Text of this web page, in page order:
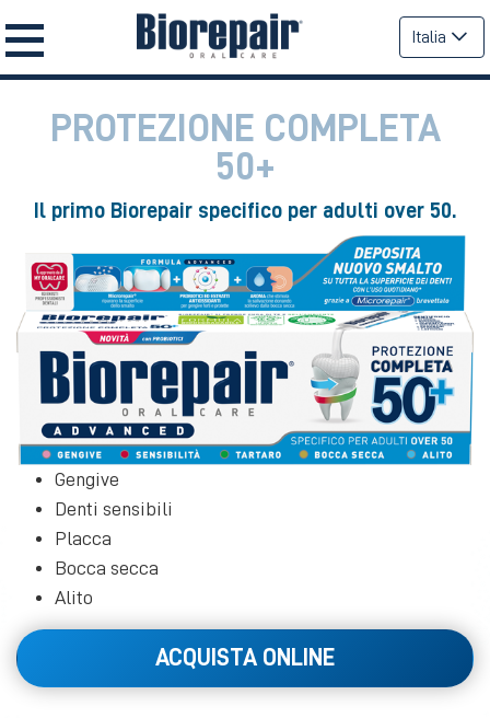
Italia
PROTEZIONE COMPLETA
50+
Il primo Biorepair specifico per adulti over 50.
Gengive
Denti sensibili
Placca
Bocca secca
Alito
ACQUISTA ONLINE